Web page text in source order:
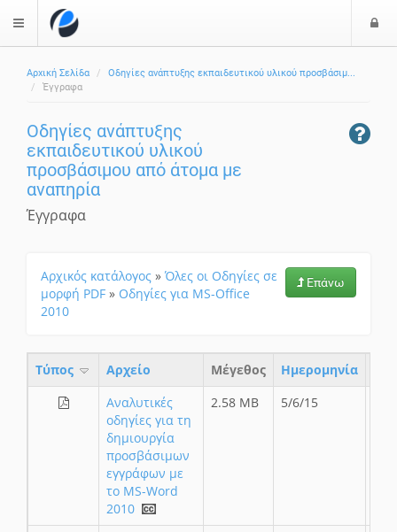
$langMenu
Αρχική Σελίδα
Οδηγίες ανάπτυξης εκπαιδευτικού υλικού προσβάσιμ...
Έγγραφα
Οδηγίες ανάπτυξης
εκπαιδευτικού υλικού
προσβάσιμου από άτομα με
αναπηρία
Έγγραφα
Επάνω
Αρχικός κατάλογος » Όλες οι Οδηγίες σε
μορφή PDF » Οδηγίες για MS-Office
2010
Τύπος Aρχείο Μέγεθος
Ημερομηνία
Αναλυτικές
οδηγίες για τη
δημιουργία
προσβάσιμων
εγγράφων με
το MS-Word
2010
2.58 MB 5/6/15